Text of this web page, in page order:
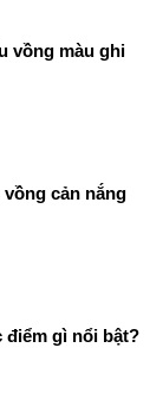
vồng màu ghi
cản nắng
điểm gì nổi bật?